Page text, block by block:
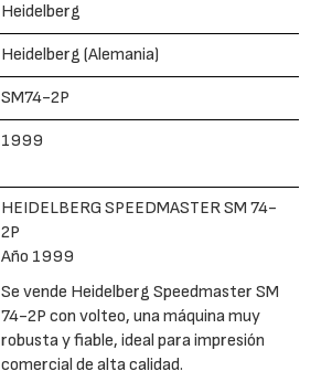
Heidelberg
Heidelberg (Alemania)
SM74-2P
1999
HEIDELBERG SPEEDMASTER SM 74-
2P
Año 1999
Se vende Heidelberg Speedmaster SM
74-2P con volteo, una máquina muy
robusta y fiable, ideal para impresión
comercial de alta calidad.